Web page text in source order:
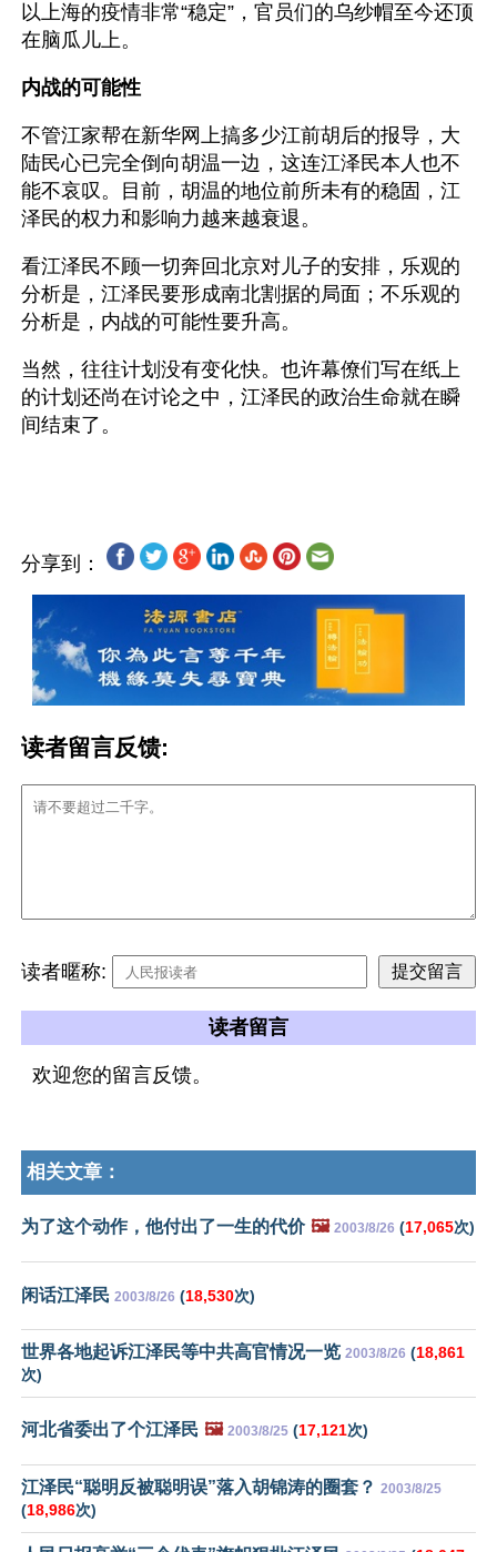
以上海的疫情非常“稳定”，官员们的乌纱帽至今还顶
在脑瓜儿上。
内战的可能性
不管江家帮在新华网上搞多少江前胡后的报导，大
陆民心已完全倒向胡温一边，这连江泽民本人也不
能不哀叹。目前，胡温的地位前所未有的稳固，江
泽民的权力和影响力越来越衰退。
看江泽民不顾一切奔回北京对儿子的安排，乐观的
分析是，江泽民要形成南北割据的局面；不乐观的
分析是，内战的可能性要升高。
当然，往往计划没有变化快。也许幕僚们写在纸上
的计划还尚在讨论之中，江泽民的政治生命就在瞬
间结束了。
分享到：
读者留言反馈:
读者暱称:
读者留言
欢迎您的留言反馈。
相关文章：
为了这个动作，他付出了一生的代价 🖼️ 2003/8/26 (17,065次)
闲话江泽民 2003/8/26 (18,530次)
世界各地起诉江泽民等中共高官情况一览 2003/8/26 (18,861
次)
河北省委出了个江泽民 🖼️ 2003/8/25 (17,121次)
江泽民“聪明反被聪明误”落入胡锦涛的圈套？ 2003/8/25
(18,986次)